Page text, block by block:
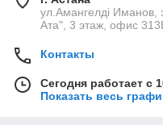
ул.Амангелді
Ата", 3 этаж, офис
Контакты
Сегодня работает с
Показать весь